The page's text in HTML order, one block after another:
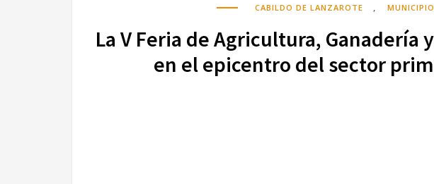
CABILDO DE LANZAROTE ,
La V Feria de Agricultura, Ganadería
en el epicentro del sector